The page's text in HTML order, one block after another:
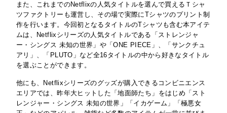
また、これまでのNetflixの人気タイトルを選んで買えるＴシャ
ツファクトリーも運営し、その場で実際にTシャツのプリント制
作を行います。今回初となるタイトルのTシャツも含む本アイテ
ムは、Netflixシリーズの人気タイトルである「ストレンジャ
ー・シングス 未知の世界」や「ONE PIECE」、「サンクチュ
アリ」、「PLUTO」など全16タイトルの中から好きなタイトル
を選ぶことができます。
他にも、Netflixシリーズのグッズが購入できるコンビニエンス
エリアでは、昨年大ヒットした「地面師たち」をはじめ「スト
レンジャー・シングス 未知の世界」「イカゲーム」「極悪女